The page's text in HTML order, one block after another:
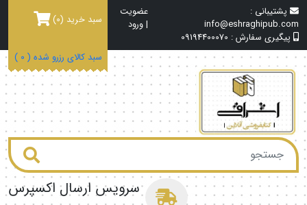
پشتیبانی :
info@eshraghipub.com
پیگیری سفارش : 09194400070
عضویت
| ورود سبد خرید (0)
سبد کالای رزرو شده ( 0
)
سرویس ارسال اکسپرس